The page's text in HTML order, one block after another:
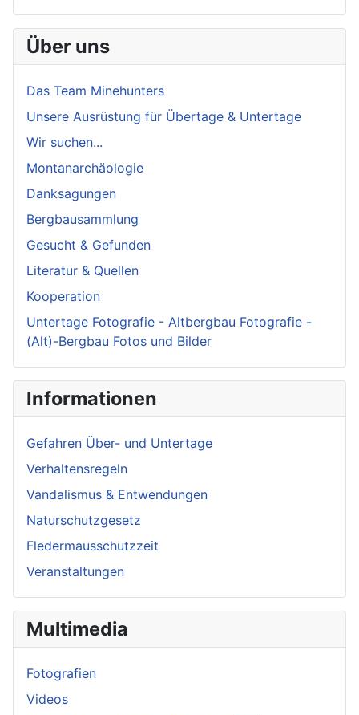
Über uns
Das Team Minehunters
Unsere Ausrüstung für Übertage & Untertage
Wir suchen...
Montanarchäologie
Danksagungen
Bergbausammlung
Gesucht & Gefunden
Literatur & Quellen
Kooperation
Untertage Fotografie - Altbergbau Fotografie -
(Alt)-Bergbau Fotos und Bilder
Informationen
Gefahren Über- und Untertage
Verhaltensregeln
Vandalismus & Entwendungen
Naturschutzgesetz
Fledermausschutzzeit
Veranstaltungen
Multimedia
Fotografien
Videos